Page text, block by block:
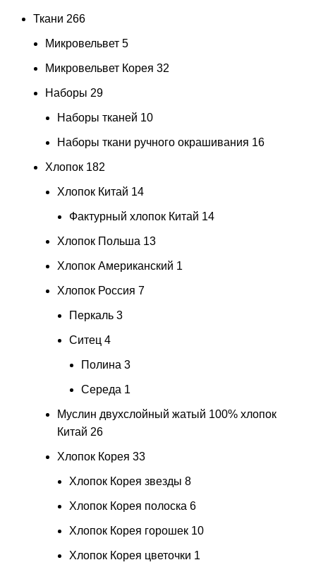
Ткани 266
Микровельвет 5
Микровельвет Корея 32
Наборы 29
Наборы тканей 10
Наборы ткани ручного окрашивания 16
Хлопок 182
Хлопок Китай 14
Фактурный хлопок Китай 14
Хлопок Польша 13
Хлопок Американский 1
Хлопок Россия 7
Перкаль 3
Ситец 4
Полина 3
Середа 1
Муслин двухслойный жатый 100% хлопок
Китай 26
Хлопок Корея 33
Хлопок Корея звезды 8
Хлопок Корея полоска 6
Хлопок Корея горошек 10
Хлопок Корея цветочки 1